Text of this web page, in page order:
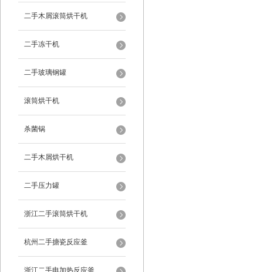
二手木屑滚筒烘干机
二手冻干机
二手玻璃钢罐
滚筒烘干机
杀菌锅
二手木屑烘干机
二手压力罐
浙江二手滚筒烘干机
杭州二手搪瓷反应釜
浙江二手电加热反应釜